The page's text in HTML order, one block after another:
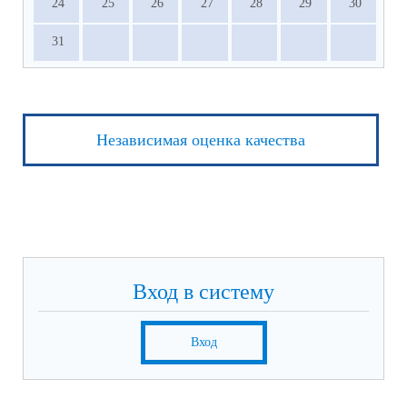
24 25 26 27 28 29 30
31
Независимая оценка качества
Вход в систему
Вход